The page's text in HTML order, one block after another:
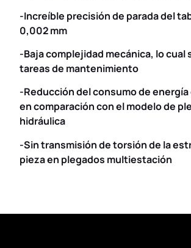
-Increíble precisión de parada del
0,002mm
-Baja complejidad mecánica, lo cual
tareas de mantenimiento
-Reducción del consumo de
en comparación con el modelo de
hidráulica
-Sin transmisión de torsión de la
pieza en plegados multiestación